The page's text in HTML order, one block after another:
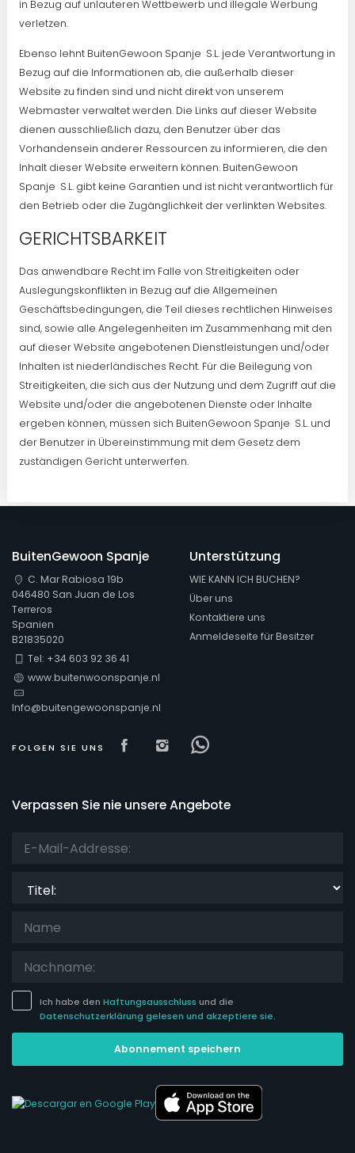
in Bezug auf unlauteren Wettbewerb und illegale Werbung
verletzen.
Ebenso lehnt BuitenGewoon Spanje S.L. jede Verantwortung in
Bezug auf die Informationen ab, die außerhalb dieser
Website zu finden sind und nicht direkt von unserem
Webmaster verwaltet werden. Die Links auf dieser Website
dienen ausschließlich dazu, den Benutzer über das
Vorhandensein anderer Ressourcen zu informieren, die den
Inhalt dieser Website erweitern können. BuitenGewoon
Spanje S.L. gibt keine Garantien und ist nicht verantwortlich für
den Betrieb oder die Zugänglichkeit der verlinkten Websites.
GERICHTSBARKEIT
Das anwendbare Recht im Falle von Streitigkeiten oder
Auslegungskonflikten in Bezug auf die Allgemeinen
Geschäftsbedingungen, die Teil dieses rechtlichen Hinweises
sind, sowie alle Angelegenheiten im Zusammenhang mit den
auf dieser Website angebotenen Dienstleistungen und/oder
Inhalten ist niederländisches Recht. Für die Beilegung von
Streitigkeiten, die sich aus der Nutzung und dem Zugriff auf die
Website und/oder die angebotenen Dienste oder Inhalte
ergeben können, müssen sich BuitenGewoon Spanje S.L. und
der Benutzer in Übereinstimmung mit dem Gesetz dem
zuständigen Gericht unterwerfen.
BuitenGewoon Spanje
C. Mar Rabiosa 19b
046480 San Juan de Los
Terreros
Spanien
B21835020
Tel: +34 603 92 36 41
www.buitenwoonspanje.nl
Info@buitengewoonspanje.nl
FOLGEN SIE UNS Visit our Facebook page
Visit our isntagram page
Unterstützung
WIE KANN ICH BUCHEN?
Über uns
Kontaktiere uns
Anmeldeseite für Besitzer
Verpassen Sie nie unsere Angebote
Ich habe den Haftungsausschluss und die
Datenschutzerklärung gelesen und akzeptiere sie.
Abonnement speichern